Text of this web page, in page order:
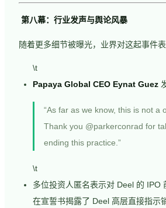
第八幕：行业发声与舆论风暴
随着更多细节被曝光，业界对这起事件表
\t
Papaya Global CEO Eynat Guez
“As far as we know, this is not a
Thank you @parkerconrad for
ending this practice.”
\t
多位投资人匿名表示对 Deel 的 IPO
在宣誓书揭露了 Deel 高层直接指示